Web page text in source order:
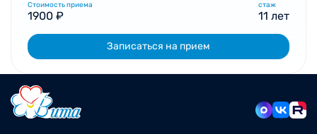
Стоимость приема
1900 ₽
стаж
11 лет
Записаться на прием